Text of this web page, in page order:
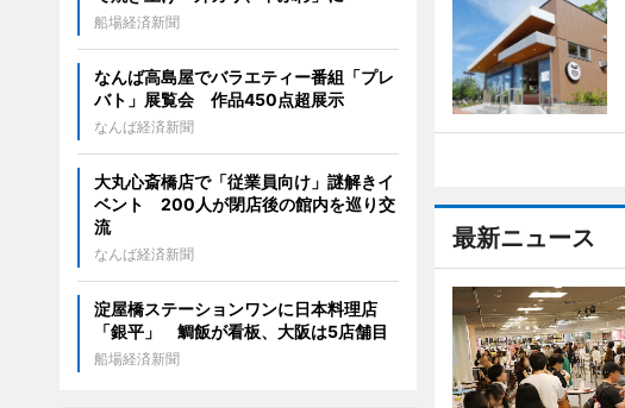
最新ニュース
船場経済新聞
なんば高島屋でバラエティー番組「プレ
バト」展覧会 作品450点超展示
なんば経済新聞
大丸心斎橋店で「従業員向け」謎解きイ
ベント 200人が閉店後の館内を巡り交
流
なんば経済新聞
淀屋橋ステーションワンに日本料理店
「銀平」 鯛飯が看板、大阪は5店舗目
船場経済新聞